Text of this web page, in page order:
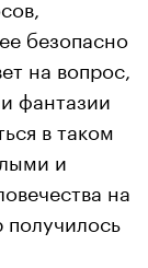
безопасно
на вопрос,
фантазии
в таком
и
на
получилось